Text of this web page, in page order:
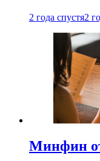
2 года спустя2
Минфин